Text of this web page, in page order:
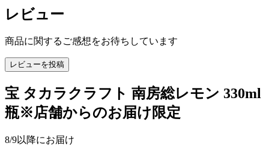
レビュー
商品に関するご感想をお待ちしています
レビューを投稿
宝 タカラクラフト 南房総レモン 330ml
瓶※店舗からのお届け限定
8/9以降にお届け